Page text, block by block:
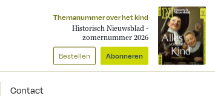
Themanummer over het kind
Historisch Nieuwsblad -
zomernummer 2026
Bestellen Abonneren
Contact